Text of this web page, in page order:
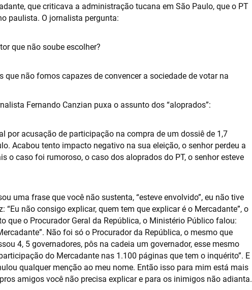
que criticava a administração tucana em São Paulo, que o PT
paulista. O jornalista pergunta:
que não soube escolher?
que não fomos capazes de convencer a sociedade de votar na
Fernando Canzian puxa o assunto dos “aloprados”:
por acusação de participação na compra de um dossiê de 1,7
Acabou tento impacto negativo na sua eleição, o senhor perdeu a
o caso foi rumoroso, o caso dos aloprados do PT, o senhor esteve
uma frase que você não sustenta, “esteve envolvido”, eu não tive
não consigo explicar, quem tem que explicar é o Mercadante”, o
que o Procurador Geral da República, o Ministério Público falou:
Não foi só o Procurador da República, o mesmo que
4, 5 governadores, pôs na cadeia um governador, esse mesmo
do Mercadante nas 1.100 páginas que tem o inquérito”. E
qualquer menção ao meu nome. Então isso para mim está mais
amigos você não precisa explicar e para os inimigos não adianta.